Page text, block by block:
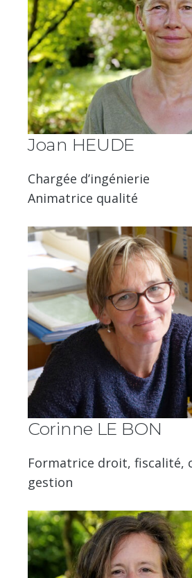
Joan HEUDE
Chargée d’ingénierie
Animatrice qualité
Corinne LE BON
Formatrice droit, fiscalité,
gestion